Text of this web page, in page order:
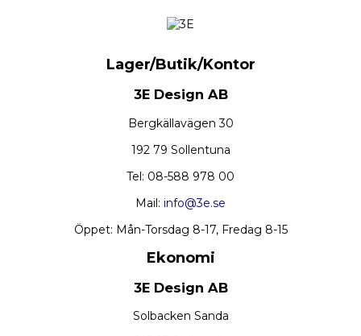
Lager/Butik/Kontor
3E Design AB
Bergkällavägen 30
192 79 Sollentuna
Tel: 08-588 978 00
Mail: info@3e.se
Öppet: Mån-Torsdag 8-17, Fredag 8-15
Ekonomi
3E Design AB
Solbacken Sanda